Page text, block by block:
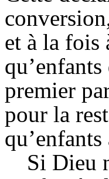
et à la fois
premier
pour la
Si Dieu